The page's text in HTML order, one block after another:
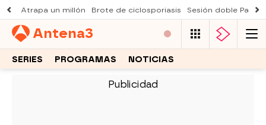
Atrapa un millón Brote de ciclosporiasis Sesión doble
Antena3
SERIES PROGRAMAS NOTICIAS